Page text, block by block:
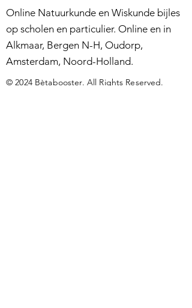
Online Natuurkunde en Wiskunde bijles
op scholen en particulier. Online en in
Alkmaar, Bergen N-H, Oudorp,
Amsterdam, Noord-Holland.
© 2024 Bètabooster. All Rights Reserved.